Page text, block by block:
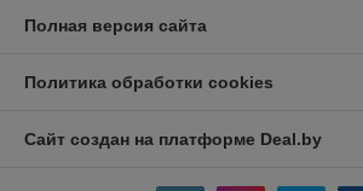
Полная версия сайта
Политика обработки cookies
Сайт создан на платформе Deal.by